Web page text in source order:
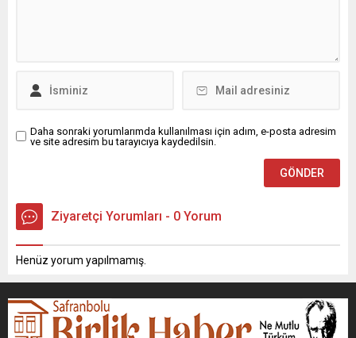
Daha sonraki yorumlarımda kullanılması için adım, e-posta adresim
ve site adresim bu tarayıcıya kaydedilsin.
Ziyaretçi Yorumları - 0 Yorum
Henüz yorum yapılmamış.